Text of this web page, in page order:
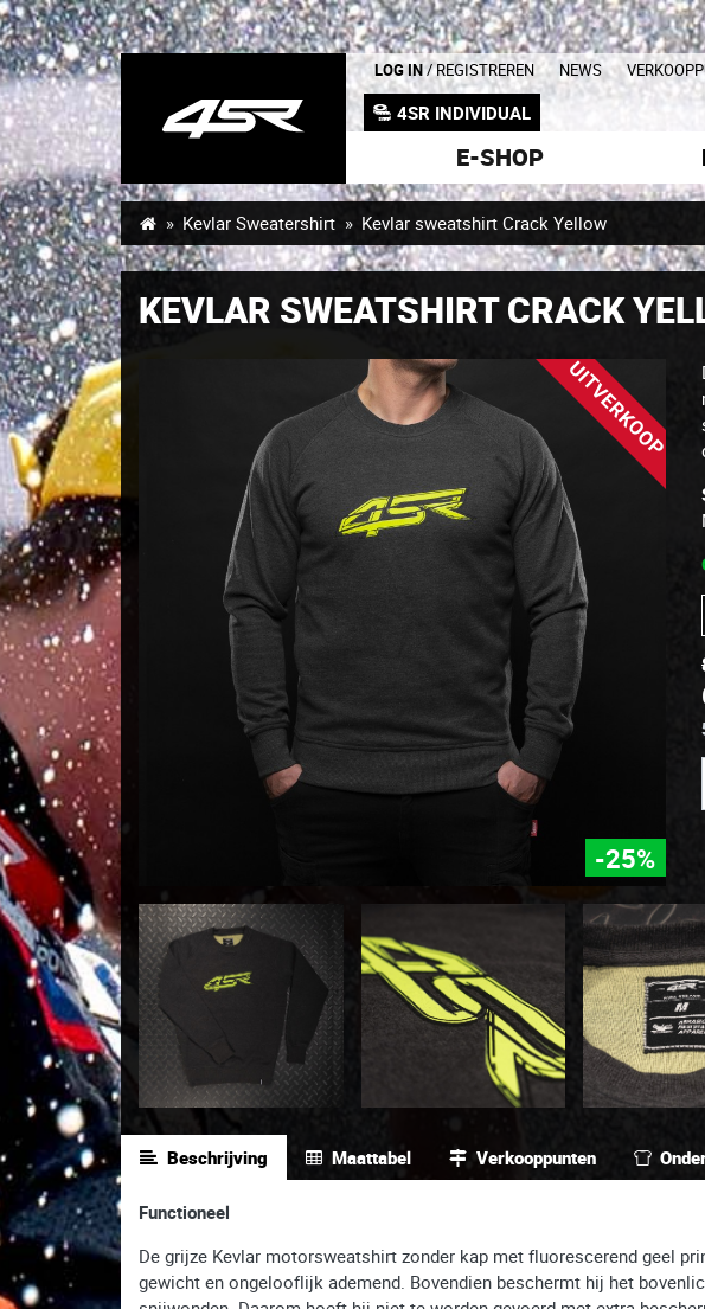
LOG IN/ REGISTREREN NEWS
4SR INDIVIDUAL
E-SHOP
Kevlar Sweatershirt Kevlar sweatshirt Crack Yellow
KEVLAR SWEATSHIRT CRACK
UITVERKOOP
-25%
Beschrijving Maattabel Verkooppunten
Functioneel
De grijze Kevlar motorsweatshirt zonder kap met fluorescerend geel
gewicht en ongelooflijk ademend. Bovendien beschermt hij het